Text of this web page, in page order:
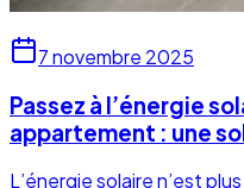
7 novembre 2025
Passez à l’énergie
appartement : une
L’énergie solaire n’est